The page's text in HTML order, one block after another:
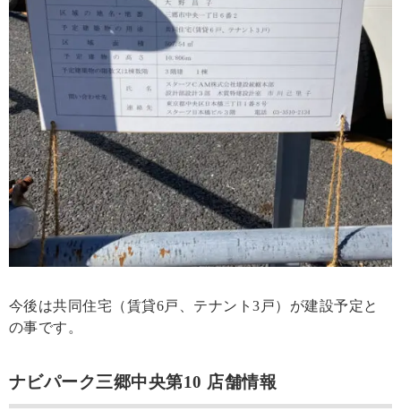
今後は共同住宅（賃貸6戸、テナント3戸）が建設予定と
の事です。
ナビパーク三郷中央第10 店舗情報